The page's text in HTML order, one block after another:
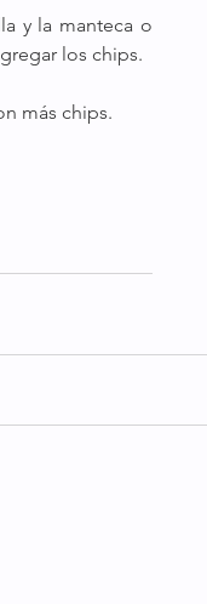
y la manteca o
los chips.
más chips.